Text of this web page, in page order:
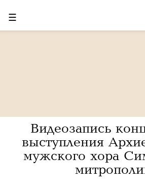
☰
Видеозапись
выступления
мужского хора